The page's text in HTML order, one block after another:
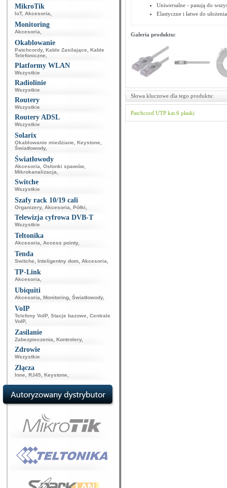
MikroTik
IoT, Akcesoria
Monitoring
Akcesoria
Okablowanie
Patchcordy, Kable Zasilające
Kable
Telefoniczne
Platformy WLAN
Wszystkie
Radiolinie
Wszystkie
Routery
Wszystkie
Routery ADSL
Wszystkie
Solarix
Okablowanie miedziane Keystone
Światłowody,
Światłowody
Akcesoria Osłonki spawów
Mikrokanalizacja
Switche
Wszystkie
Szafy rack 10/19 cali
Organizery, Akcesoria Półki
Telewizja cyfrowa DVB-T
Wszystkie
Teltonika
Akcesoria Access pointy,
Tenda
Switche Inteligentny dom Akcesoria
TP-Link
Akcesoria
Ubiquiti
Akcesoria Monitoring Światłowody,
VoIP
Telefony VoIP, Stacje bazowe
Centrale
VoIP,
Zasilanie
Zabezpieczenia Kontrolery,
Zdrowie
Wszystkie
Złącza
Inne RJ45 Keystone
Uniwersalne - pasują do
Elastyczne i łatwe do ułożenia
Galeria produktu:
Słowa kluczowe dla tego produktu:
Patchcord UTP kat.6 płaski